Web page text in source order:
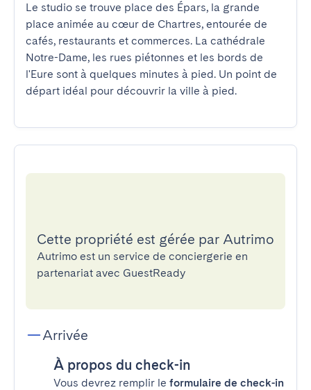
Le studio se trouve place des Épars, la grande
place animée au cœur de Chartres, entourée de
cafés, restaurants et commerces. La cathédrale
Notre-Dame, les rues piétonnes et les bords de
l'Eure sont à quelques minutes à pied. Un point de
départ idéal pour découvrir la ville à pied.
Cette propriété est gérée par Autrimo
Autrimo est un service de conciergerie en
partenariat avec GuestReady
Arrivée
À propos du check-in
Vous devrez remplir le formulaire de check-in